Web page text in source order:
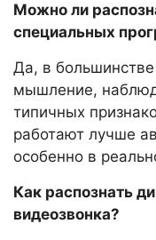
Можно ли
специальных
Да, в
мышление,
типичных
работают лучше
особенно в
Как распознать
видеозвонка?